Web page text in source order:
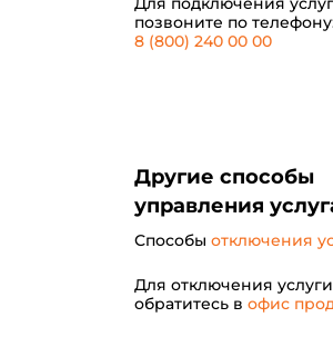
позвоните по
8 (800) 240 00 00
Другие способы
управления
Способы отключения
Для отключения услуги
обратитесь в офис